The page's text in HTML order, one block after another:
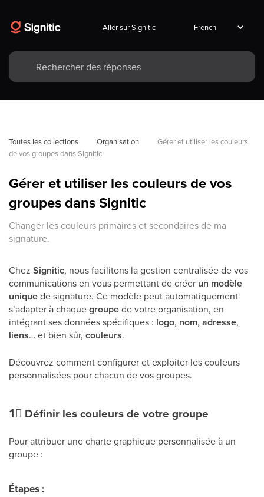
Aller sur Signitic
Toutes les collections Organisation
Gérer et utiliser les couleurs
de vos groupes dans Signitic
Gérer et utiliser les couleurs de vos
groupes dans Signitic
Changer les couleurs primaires et secondaires de ma
signature.
Chez Signitic, nous facilitons la gestion centralisée de vos
communications en vous permettant de créer un modèle
uniquede signature. Ce modèle peut automatiquement
s’adapter à chaquegroupede votre organisation, en
intégrant ses données spécifiques : logo, nom, adresse,
liens… et bien sûr, couleurs.
Découvrez comment configurer et exploiter les couleurs
personnalisées pour chacun de vos groupes.
1⃣ Définir les couleurs de votre groupe
Pour attribuer une charte graphique personnalisée à un
groupe :
Étapes :